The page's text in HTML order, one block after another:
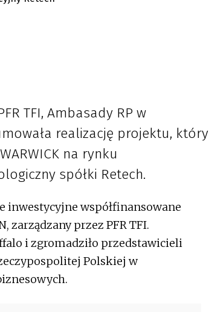
TFI, Ambasady RP w
realizację projektu, który
na rynku
spółki Retech.
inwestycyjne współfinansowane
zarządzany przez PFR TFI.
i zgromadziło przedstawicieli
Polskiej w